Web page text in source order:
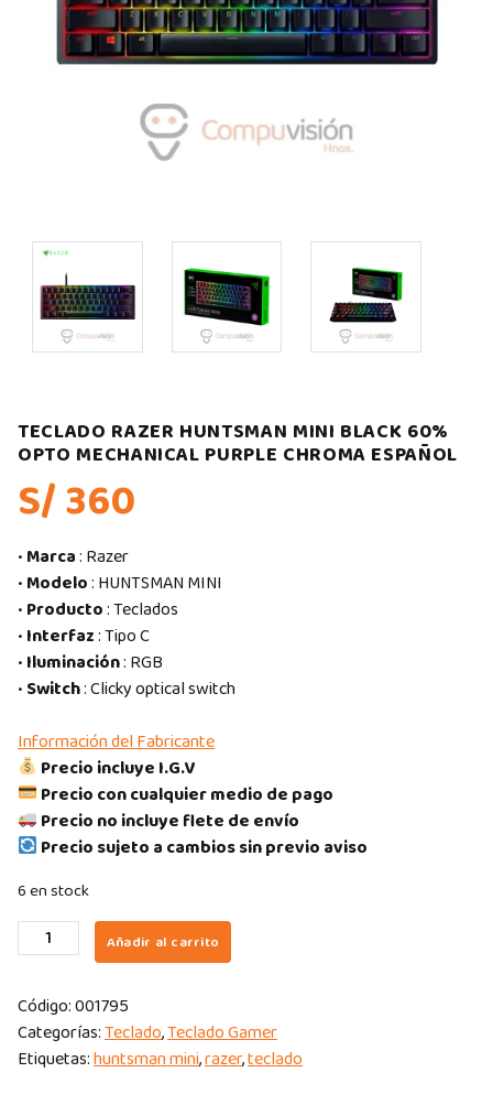
TECLADO RAZER HUNTSMAN MINI BLACK 60%
OPTO MECHANICAL PURPLE CHROMA ESPAÑOL
S/ 360
• Marca: Razer
• Modelo: HUNTSMAN MINI
• Producto: Teclados
• Interfaz: Tipo C
• Iluminación: RGB
• Switch: Clicky optical switch
Información del Fabricante
Precio incluye I.G.V
Precio con cualquier medio de pago
Precio no incluye flete de envío
Precio sujeto a cambios sin previo aviso
6 en stock
TECLADO
RAZER
MINI
BLACK
60%
Añadir al carrito
Código:001795
Categorías:Teclado,Teclado Gamer
Etiquetas:huntsman mini,razer,teclado